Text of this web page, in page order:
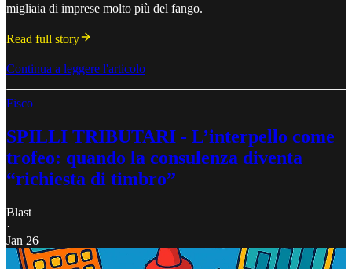
migliaia di imprese molto più del fango.
Read full story
Continua a leggere l'articolo
Fisco
SPILLI TRIBUTARI - L’interpello come
trofeo: quando la consulenza diventa
“richiesta di timbro”
Blast
·
Jan 26